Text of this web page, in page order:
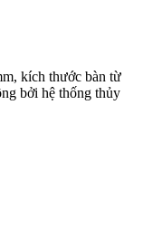
kích thước bàn từ
bởi hệ thống thủy